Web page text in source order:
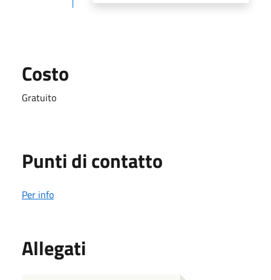
Costo
Gratuito
Punti di contatto
Per info
Allegati